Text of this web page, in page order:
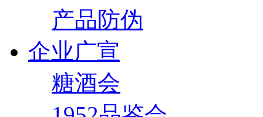
产品防伪
企业广宣
糖酒会